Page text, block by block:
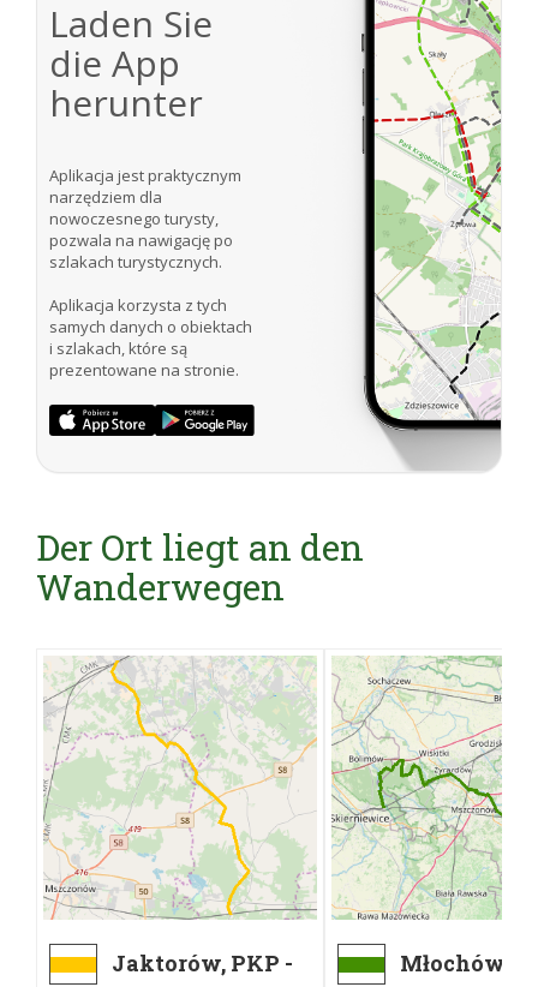
Laden Sie
die App
herunter
Aplikacja jest praktycznym
narzędziem dla
nowoczesnego turysty,
pozwala na nawigację po
szlakach turystycznych.
Aplikacja korzysta z tych
samych danych o obiektach
i szlakach, które są
prezentowane na stronie.
Der Ort liegt an den
Wanderwegen
Jaktorów, PKP - Młochów,